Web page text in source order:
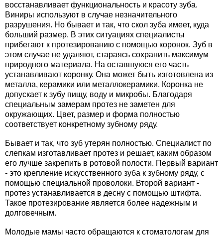
восстанавливает функциональность и красоту зуба.
Виниры используют в случае незначительного
разрушения. Но бывает и так, что скол зуба имеет, куда
больший размер. В этих ситуациях специалисты
прибегают к протезированию с помощью коронок. Зуб в
этом случае не удаляют, стараясь сохранить максимум
природного материала. На оставшуюся его часть
устанавливают коронку. Она может быть изготовлена из
металла, керамики или металлокерамики. Коронка не
допускает к зубу пищу, воду и микробы. Благодаря
специальным замерам протез не заметен для
окружающих. Цвет, размер и форма полностью
соответствует конкретному зубному ряду.
Бывает и так, что зуб утерян полностью. Специалист по
слепкам изготавливает протез и решает, каким образом
его лучше закрепить в ротовой полости. Первый вариант
- это крепление искусственного зуба к зубному ряду, с
помощью специальной проволоки. Второй вариант -
протез устанавливается в десну с помощью штифта.
Такое протезирование является более надежным и
долговечным.
Молодые мамы часто обращаются к стоматологам для